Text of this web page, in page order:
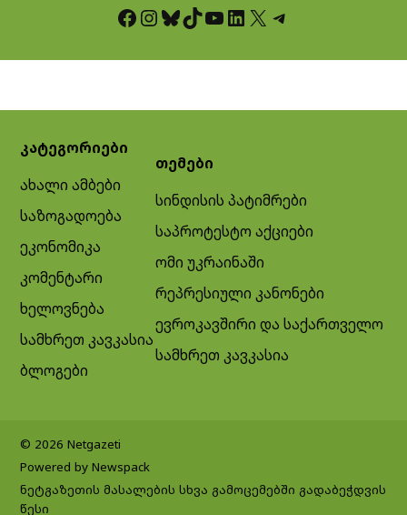
Facebook InstagramBluesky TikTok YouTube LinkedIn X Telegram
კატეგორიები
ახალი ამბები
საზოგადოება
ეკონომიკა
კომენტარი
ხელოვნება
სამხრეთ კავკასია
ბლოგები
თემები
სინდისის პატიმრები
საპროტესტო აქციები
ომი უკრაინაში
რეპრესიული კანონები
ევროკავშირი და საქართველო
სამხრეთ კავკასია
© 2026 Netgazeti
Powered by Newspack
ნეტგაზეთის მასალების სხვა გამოცემებში გადაბეჭდვის
წესი